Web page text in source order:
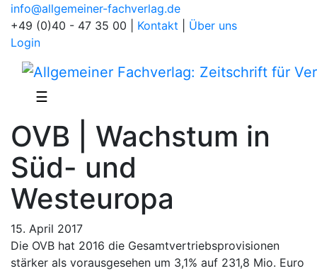
info@allgemeiner-fachverlag.de
+49 (0)40 - 47 35 00
Kontakt
Über uns
Login
☰
OVB | Wachstum in
Süd- und
Westeuropa
15. April 2017
Die OVB hat 2016 die Gesamtvertriebsprovisionen
stärker als vorausgesehen um 3,1% auf 231,8 Mio. Euro